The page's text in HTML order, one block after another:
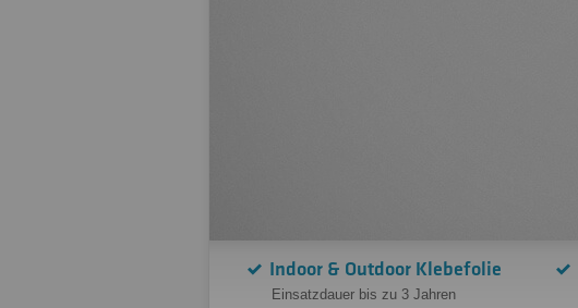
Indoor & Outdoor Klebefolie
Einsatzdauer bis zu 3 Jahren